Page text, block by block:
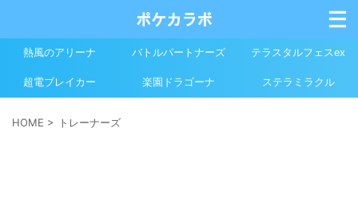
熱風のアリーナ バトルパートナーズ テラスタルフェスex
超電ブレイカー 楽園ドラゴーナ ステラミラクル
HOME > トレーナーズ